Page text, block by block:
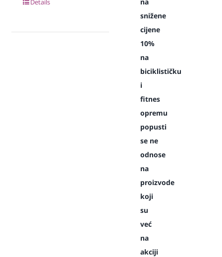
snižene
cijene
10%
na
biciklističku
i
fitnes
opremu
popusti
se ne
odnose
na
proizvode
koji
su
već
na
akciji